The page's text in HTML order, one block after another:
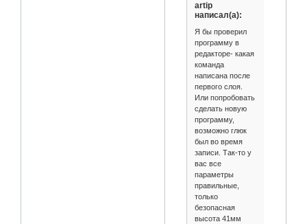
artip
написал(а):
Я бы проверил
программу в
редакторе- какая
команда
написана после
первого слоя.
Или попробовать
сделать новую
программу,
возможно глюк
был во время
записи. Так-то у
вас все
параметры
правильные,
только
безопасная
высота 41мм